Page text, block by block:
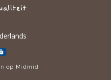
op Midmid